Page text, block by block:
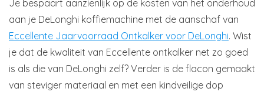
Je bespaart aanzienlijk op de kosten van het onderhoud
aan je DeLonghi koffiemachine met de aanschaf van
Eccellente Jaarvoorraad Ontkalker voor DeLonghi. Wist
je dat de kwaliteit van Eccellente ontkalker net zo goed
is als die van DeLonghi zelf? Verder is de flacon gemaakt
van steviger materiaal en met een kindveilige dop